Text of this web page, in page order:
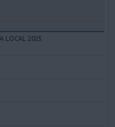
LOCAL 2025